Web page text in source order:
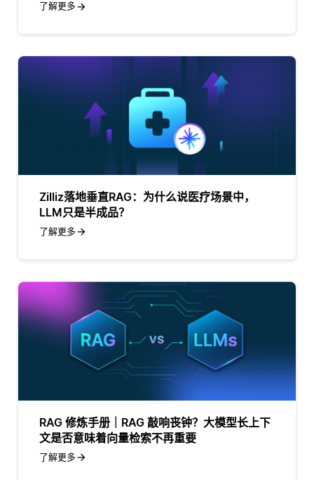
了解更多
Zilliz落地垂直RAG：为什么说医疗场景中，
LLM只是半成品？
了解更多
RAG 修炼手册｜RAG 敲响丧钟？大模型长上下
文是否意味着向量检索不再重要
了解更多